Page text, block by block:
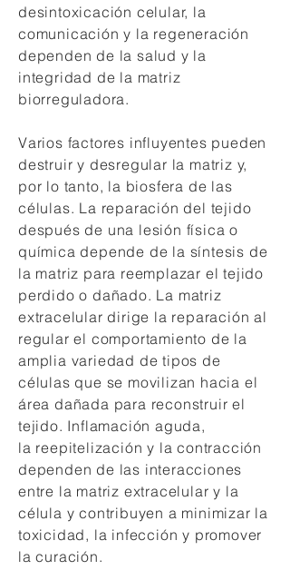
desintoxicación celular, la
comunicación y la regeneración
dependen de la salud y la
integridad de la matriz
biorreguladora.
Varios factores influyentes pueden
destruir y desregular la matriz y,
por lo tanto, la biosfera de las
células. La reparación del tejido
después de una lesión física o
química depende de la síntesis de
la matriz para reemplazar el tejido
perdido o dañado. La matriz
extracelular dirige la reparación al
regular el comportamiento de la
amplia variedad de tipos de
células que se movilizan hacia el
área dañada para reconstruir el
tejido. Inflamación aguda,
la reepitelización y la contracción
dependen de las interacciones
entre la matriz extracelular y la
célula y contribuyen a minimizar la
toxicidad, la infección y promover
la curación.